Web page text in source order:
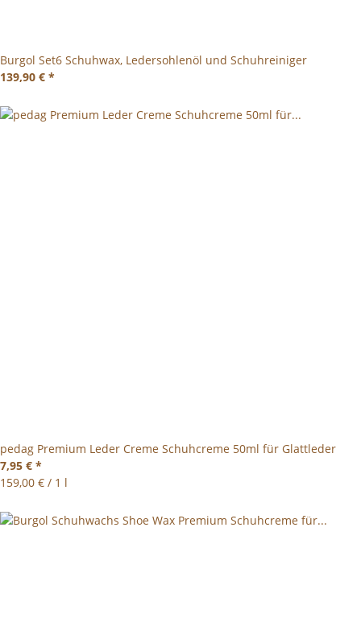
Burgol Set6 Schuhwax, Ledersohlenöl und Schuhreiniger
139,90 € *
pedag Premium Leder Creme Schuhcreme 50ml für Glattleder
7,95 € *
159,00 € / 1 l